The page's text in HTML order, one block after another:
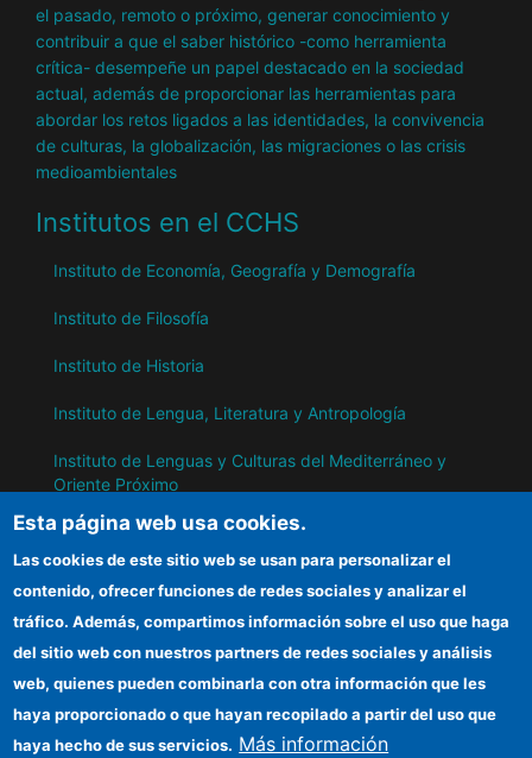
el pasado, remoto o próximo, generar conocimiento y
contribuir a que el saber histórico -como herramienta
crítica- desempeñe un papel destacado en la sociedad
actual, además de proporcionar las herramientas para
abordar los retos ligados a las identidades, la convivencia
de culturas, la globalización, las migraciones o las crisis
medioambientales
Institutos en el CCHS
Instituto de Economía, Geografía y Demografía
Instituto de Filosofía
Instituto de Historia
Instituto de Lengua, Literatura y Antropología
Instituto de Lenguas y Culturas del Mediterráneo y
Oriente Próximo
Instituto de Políticas y Bienes Públicos
IH
Sede electrónica CSIC
Información para proveedores
Esta página web usa cookies.
Las cookies de este sitio web se usan para personalizar el
contenido, ofrecer funciones de redes sociales y analizar el
tráfico. Además, compartimos información sobre el uso que haga
del sitio web con nuestros partners de redes sociales y análisis
web, quienes pueden combinarla con otra información que les
haya proporcionado o que hayan recopilado a partir del uso que
haya hecho de sus servicios. Más información